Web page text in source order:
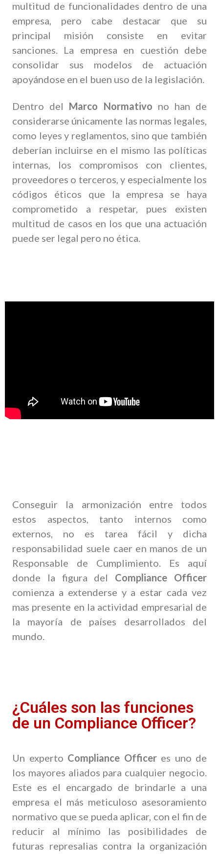
multitud de funcionalidades dentro de una
empresa, pero cabe destacar que su
principal misión consiste en evitar
sanciones. La empresa en cuestión debe
consolidar sus modelos de actuación
apoyándose en el buen uso de la legislación.
Dentro del Marco Normativo no han de
considerarse únicamente las normas legales,
como leyes y reglamentos, sino que también
deberían incluirse en el mismo las políticas
internas, los compromisos con clientes,
proveedores o terceros, y especialmente los
códigos éticos que la empresa se haya
comprometido a respetar, pues existen
multitud de casos en los que una actuación
puede ser legal pero no ética.
Conseguir la armonización entre todos
estos aspectos, tanto internos como
externos, no es tarea fácil y dicha
responsabilidad suele caer en manos de un
Responsable de Cumplimiento. Es aquí
donde la figura del Compliance Officer
comienza a extenderse y a estar cada vez
mas presente en la actividad empresarial de
la mayoría de países desarrollados del
mundo.
¿Cuáles son las funciones
de un Compliance Officer?
Un experto Compliance Officeres uno de
los mayores aliados para cualquier negocio.
Este es el encargado de brindarle a una
empresa el más meticuloso asesoramiento
normativo que se pueda aplicar, con el fin de
reducir al mínimo las posibilidades de
futuras represalias contra la organización